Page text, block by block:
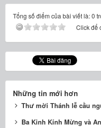
Tổng số điểm của bài viết là: 0
Click để
Những tin mới hơn
Thư mời Thánh lễ cầu
Ba Kinh Kính Mừng và